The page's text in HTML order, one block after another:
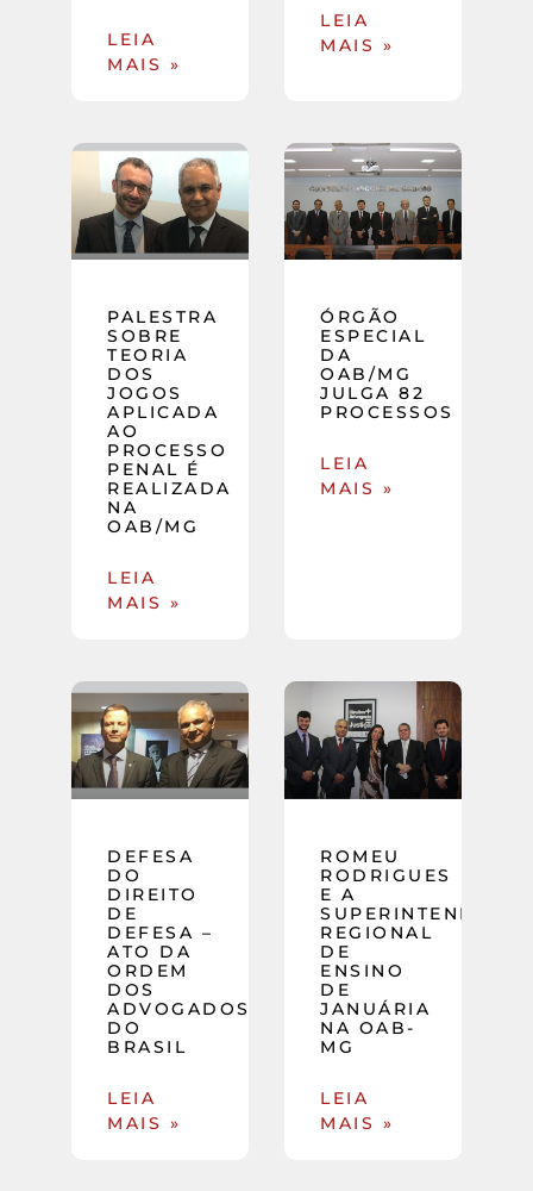
LEIA
MAIS »
LEIA
MAIS »
PALESTRA
SOBRE
TEORIA
DOS
JOGOS
APLICADA
AO
PROCESSO
PENAL É
REALIZADA
NA
OAB/MG
LEIA
MAIS »
ÓRGÃO
ESPECIAL
DA
OAB/MG
JULGA 82
PROCESSOS
LEIA
MAIS »
DEFESA
DO
DIREITO
DE
DEFESA –
ATO DA
ORDEM
DOS
ADVOGADOS
DO
BRASIL
LEIA
MAIS »
ROMEU
RODRIGUES
E A
SUPERINTENDENTE
REGIONAL
DE
ENSINO
DE
JANUÁRIA
NA OAB-
MG
LEIA
MAIS »